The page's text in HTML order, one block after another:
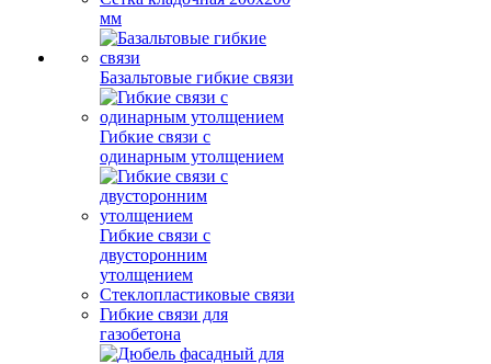
мм
Базальтовые гибкие связи
Гибкие связи с
одинарным утолщением
Гибкие связи с
двусторонним
утолщением
Стеклопластиковые связи
Гибкие связи для
газобетона